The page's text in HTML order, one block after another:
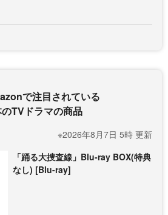
で注目されている
のTVドラマの商品
※2026年8月7日 5時 更新
「踊る大捜査線」Blu-ray BOX(特典
なし) [Blu-ray]